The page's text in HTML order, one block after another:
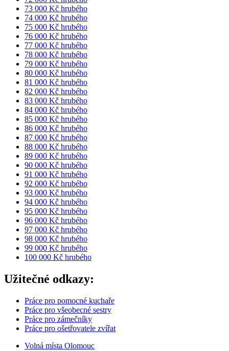
73 000 Kč hrubého
74 000 Kč hrubého
75 000 Kč hrubého
76 000 Kč hrubého
77 000 Kč hrubého
78 000 Kč hrubého
79 000 Kč hrubého
80 000 Kč hrubého
81 000 Kč hrubého
82 000 Kč hrubého
83 000 Kč hrubého
84 000 Kč hrubého
85 000 Kč hrubého
86 000 Kč hrubého
87 000 Kč hrubého
88 000 Kč hrubého
89 000 Kč hrubého
90 000 Kč hrubého
91 000 Kč hrubého
92 000 Kč hrubého
93 000 Kč hrubého
94 000 Kč hrubého
95 000 Kč hrubého
96 000 Kč hrubého
97 000 Kč hrubého
98 000 Kč hrubého
99 000 Kč hrubého
100 000 Kč hrubého
Užitečné odkazy:
Práce pro pomocné kuchaře
Práce pro všeobecné sestry
Práce pro zámečníky
Práce pro ošetřovatele zvířat
Volná místa Olomouc